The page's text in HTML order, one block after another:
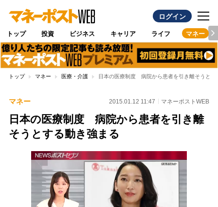
ログイン
トップ 投資 ビジネス キャリア ライフ マネー
トップ マネー 医療・介護 日本の医療制度 病院から患者を引き離そうとす
マネー 2015.01.12 11:47 マネーポストWEB
日本の医療制度 病院から患者を引き離
そうとする動き強まる